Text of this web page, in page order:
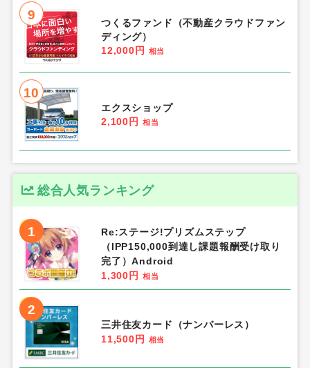
9
つくるファンド（不動産クラウドファン
ディング）
12,000円
相当
10
エクスショップ
2,100円
相当
総合人気ランキング
1
Re:ステージ!プリズムステップ
（IPP150,000到達し課題報酬受け取り
完了）Android
1,300円
相当
2
三井住友カード（ナンバーレス）
11,500円
相当